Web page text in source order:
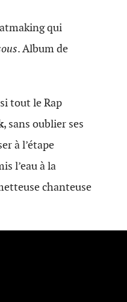
qui
. Album de
tout le Rap
, sans oublier ses
à l’étape
l’eau à la
chanteuse